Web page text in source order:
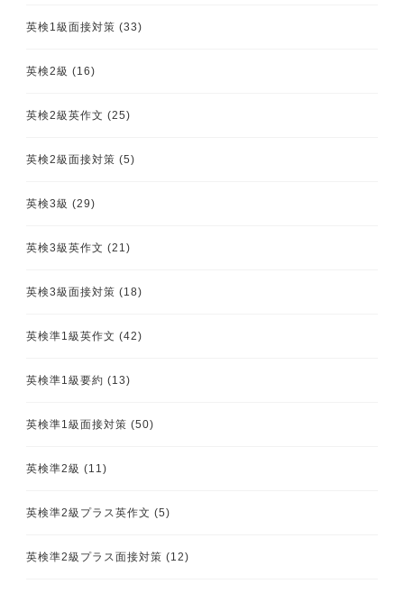
英検1級面接対策 (33)
英検2級 (16)
英検2級英作文 (25)
英検2級面接対策 (5)
英検3級 (29)
英検3級英作文 (21)
英検3級面接対策 (18)
英検準1級英作文 (42)
英検準1級要約 (13)
英検準1級面接対策 (50)
英検準2級 (11)
英検準2級プラス英作文 (5)
英検準2級プラス面接対策 (12)